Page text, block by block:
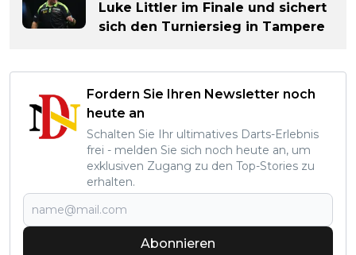
Luke Littler im Finale und sichert
sich den Turniersieg in Tampere
Fordern Sie Ihren Newsletter noch
heute an
Schalten Sie Ihr ultimatives Darts-Erlebnis
frei - melden Sie sich noch heute an, um
exklusiven Zugang zu den Top-Stories zu
erhalten.
Abonnieren